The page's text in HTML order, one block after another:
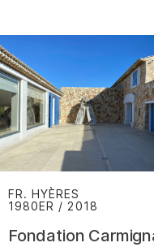
FR. HYÈRES
1980ER / 2018
Fondation